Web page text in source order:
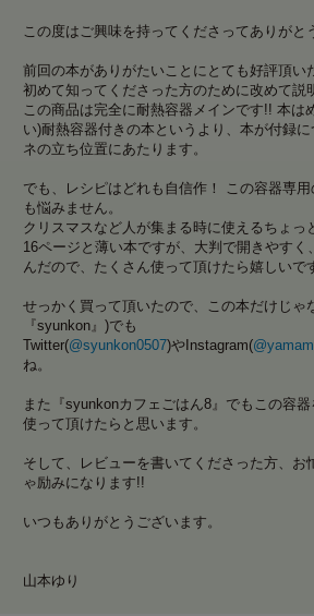
この度はご興味を持ってくださってありがと
前回の本がありがたいことにとても好評頂い
初めて知ってくださった方のために改めて説
この商品は完全に耐熱容器メインです!! 本
い)耐熱容器付きの本というより、本が付録
ネの立ち位置にあたります。
でも、レシピはどれも自信作！ この容器専
も悩みません。
クリスマスなど人が集まる時に使えるちょっ
16ページと薄い本ですが、大判で開きやす
んだので、たくさん使って頂けたら嬉しいで
せっかく買って頂いたので、この本だけじ
『syunkon』)でも
Twitter(@syunkon0507)やInstagram(
ね。
また『syunkonカフェごはん8』でもこの容
使って頂けたらと思います。
そして、レビューを書いてくださった方、
ゃ励みになります!!
いつもありがとうございます。
山本ゆり